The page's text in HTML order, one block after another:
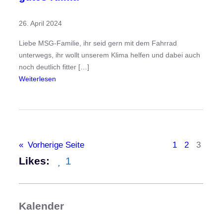
N
!
26. April 2024
Liebe MSG-Familie, ihr seid gern mit dem Fahrrad
unterwegs, ihr wollt unserem Klima helfen und dabei auch
noch deutlich fitter […]
Weiterlesen
r
e
n
« Vorherige Seite 1 2 3
Likes: 1
Kalender